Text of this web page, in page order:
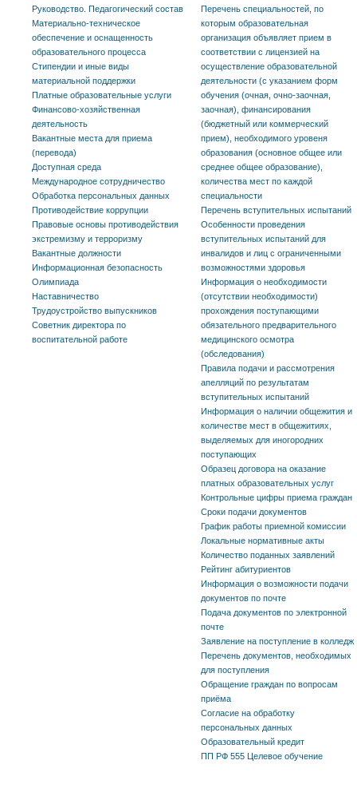
Руководство. Педагогический состав
Материально-техническое
обеспечение и оснащенность
образовательного процесса
Стипендии и иные виды
материальной поддержки
Платные образовательные услуги
Финансово-хозяйственная
деятельность
Вакантные места для приема
(перевода)
Доступная среда
Международное сотрудничество
Обработка персональных данных
Противодействие коррупции
Правовые основы противодействия
экстремизму и терроризму
Вакантные должности
Информационная безопасность
Олимпиада
Наставничество
Трудоустройство выпускников
Советник директора по
воспитательной работе
Перечень специальностей, по
которым образовательная
организация объявляет прием в
соответствии с лицензией на
осуществление образовательной
деятельности (с указанием форм
обучения (очная, очно-заочная,
заочная), финансирования
(бюджетный или коммерческий
прием), необходимого уровеня
образования (основное общее или
среднее общее образование),
количества мест по каждой
специальности
Перечень вступительных испытаний
Особенности проведения
вступительных испытаний для
инвалидов и лиц с ограниченными
возможностями здоровья
Информация о необходимости
(отсутствии необходимости)
прохождения поступающими
обязательного предварительного
медицинского осмотра
(обследования)
Правила подачи и рассмотрения
апелляций по результатам
вступительных испытаний
Информация о наличии общежития и
количестве мест в общежитиях,
выделяемых для иногородних
поступающих
Образец договора на оказание
платных образовательных услуг
Контрольные цифры приема граждан
Сроки подачи документов
График работы приемной комиссии
Локальные нормативные акты
Количество поданных заявлений
Рейтинг абитуриентов
Информация о возможности подачи
документов по почте
Подача документов по электронной
почте
Заявление на поступление в колледж
Перечень документов, необходимых
для поступления
Обращение граждан по вопросам
приёма
Согласие на обработку
персональных данных
Образовательный кредит
ПП РФ 555 Целевое обучение